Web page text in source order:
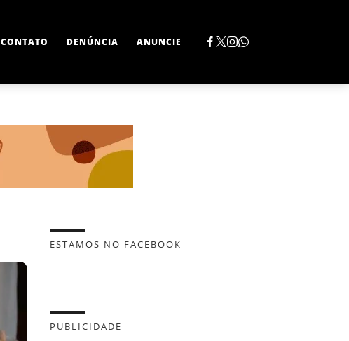
CONTATO DENÚNCIA ANUNCIE
ESTAMOS NO FACEBOOK
PUBLICIDADE